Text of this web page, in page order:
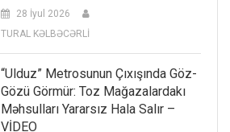
28 İyul 2026
TURAL KƏLBƏCƏRLİ
“Ulduz” Metrosunun Çıxışında Göz-
Gözü Görmür: Toz Mağazalardakı
Məhsulları Yararsız Hala Salır –
VİDEO